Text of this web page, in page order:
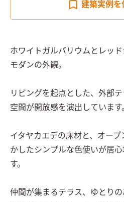
建築実例を
ホワイトガルバリウムとレッ
モダンの外観。
リビングを起点とした、外部
空間が開放感を演出しています
イタヤカエデの床材と、オー
かしたシンプルな色使いが居
す。
仲間が集まるテラス、ゆとり